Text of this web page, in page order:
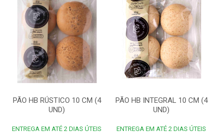
PÃO HB RÚSTICO 10 CM (4
UND)
ENTREGA EM ATÉ 2 DIAS ÚTEIS
PÃO HB INTEGRAL 10 CM (4
UND)
ENTREGA EM ATÉ 2 DIAS ÚTEIS